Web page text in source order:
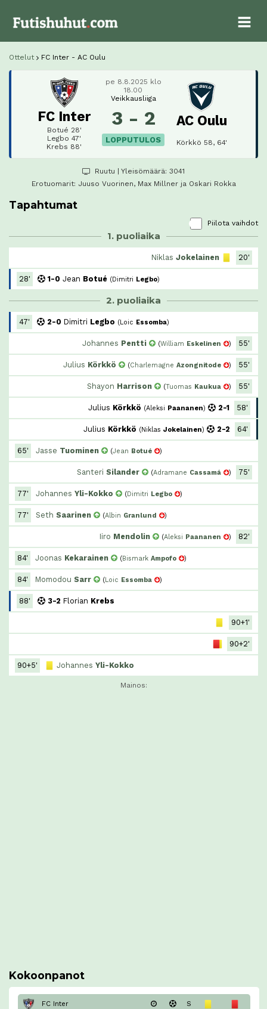
Ottelut FC Inter - AC Oulu
FC Inter
Botué 28'
Legbo 47'
Krebs 88'
pe 8.8.2025 klo
18.00
Veikkausliiga
3 - 2
LOPPUTULOS
AC Oulu
Körkkö 58, 64'
Ruutu | Yleisömäärä: 3041
Erotuomarit: Juuso Vuorinen, Max Millner ja Oskari Rokka
Tapahtumat
Piilota vaihdot
1. puoliaika
Niklas Jokelainen 20'
28' 1-0 Jean Botué (Dimitri Legbo)
2. puoliaika
47' 2-0 Dimitri Legbo (Loic Essomba)
Johannes Pentti (William Eskelinen ) 55'
Julius Körkkö (Charlemagne Azongnitode ) 55'
Shayon Harrison (Tuomas Kaukua ) 55'
Julius Körkkö (Aleksi Paananen) 2-1 58'
Julius Körkkö (Niklas Jokelainen) 2-2 64'
65' Jasse Tuominen (Jean Botué )
Santeri Silander (Adramane Cassamá ) 75'
77' Johannes Yli-Kokko (Dimitri Legbo )
77' Seth Saarinen (Albin Granlund )
Iiro Mendolin (Aleksi Paananen ) 82'
84' Joonas Kekarainen (Bismark Ampofo )
84' Momodou Sarr (Loic Essomba )
88' 3-2 Florian Krebs
90+1'
90+2'
90+5' Johannes Yli-Kokko
Mainos:
Kokoonpanot
FC Inter S